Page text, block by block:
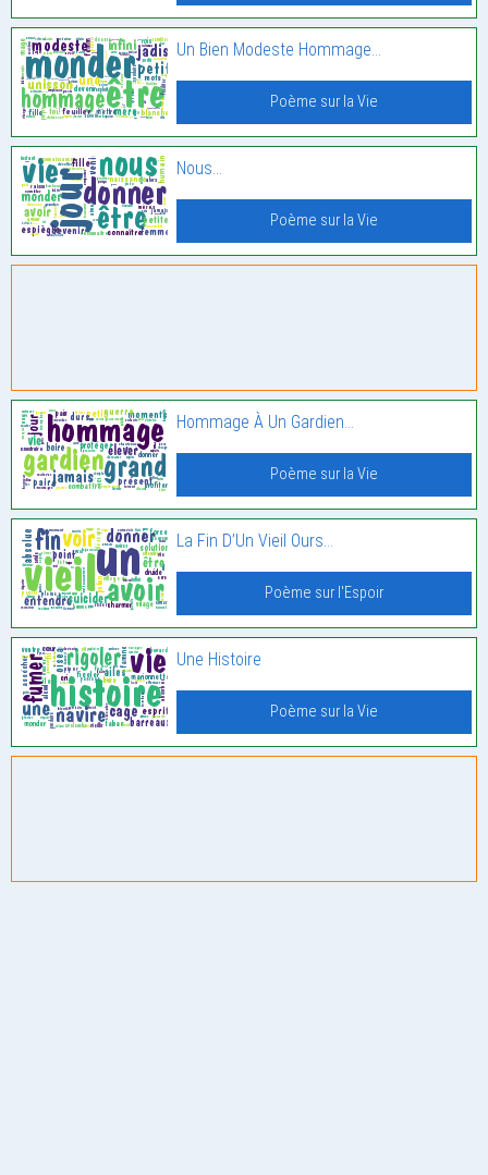
Un Bien Modeste Hommage…
Poème sur la Vie
Nous…
Poème sur la Vie
Hommage À Un Gardien…
Poème sur la Vie
La Fin D’Un Vieil Ours…
Poème sur l'Espoir
Une Histoire
Poème sur la Vie